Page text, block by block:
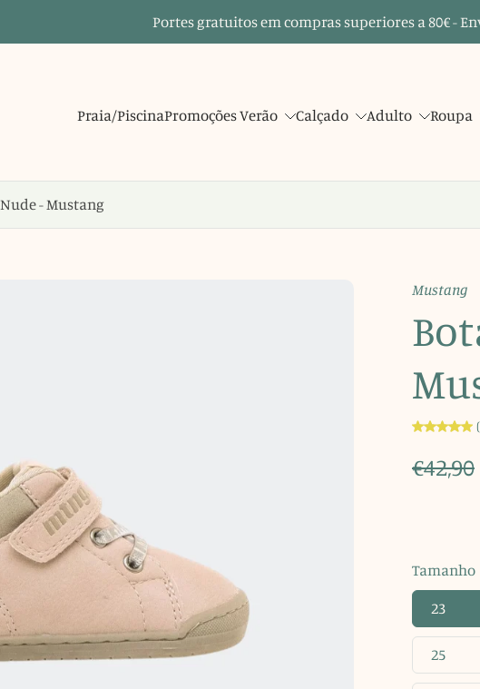
Portes gratuitos em compras superiores a 80€ -
Praia/PiscinaPromoções Verão Calçado Adulto Roupa
- Mustang
Mustang
€42,90
Tamanho
23
25